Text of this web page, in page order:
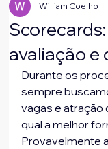
avaliação e
William Coelho
Durante os
sempre
vagas e atração
qual a melhor
Provavelmente